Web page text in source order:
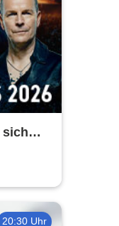
sich
Air
20:30 Uhr